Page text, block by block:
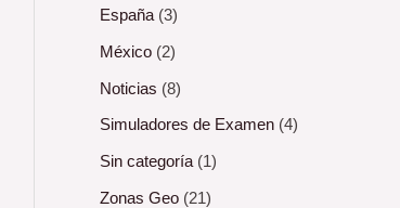
España(3)
México(2)
Noticias (8)
Simuladores de Examen(4)
Sin categoría(1)
Zonas Geo(21)